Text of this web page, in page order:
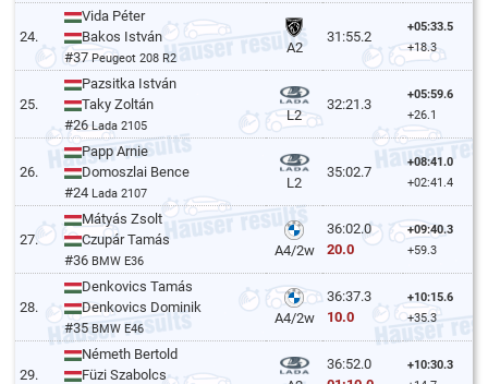
24.
Vida Péter
Bakos István
#37Peugeot 208 R2
A2
31:55.2
+05:33.5
+18.3
25.
Pazsitka István
Taky Zoltán
#26Lada 2105
L2
32:21.3
+05:59.6
+26.1
26.
Papp Arnie
Domoszlai Bence
#24 Lada 2107
L2
35:02.7
+08:41.0
+02:41.4
27.
Mátyás Zsolt
Czupár Tamás
#36 BMW E36
A4/2w
36:02.0
20.0
+09:40.3
+59.3
28.
Denkovics Tamás
Denkovics Dominik
#35 BMW E46
A4/2w
36:37.3
10.0
+10:15.6
+35.3
29.
Németh Bertold
Füzi Szabolcs
36:52.0
+10:30.3